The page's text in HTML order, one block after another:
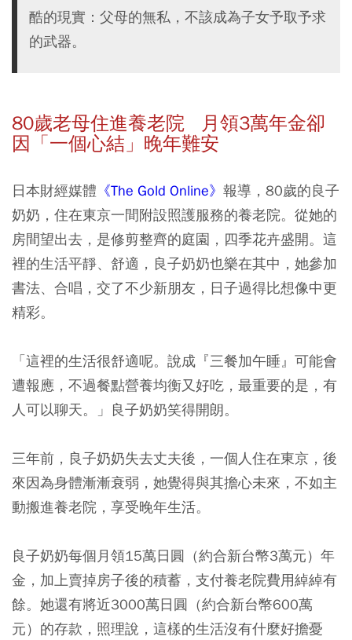
酷的現實：父母的無私，不該成為子女予取予求
的武器。
80歲老母住進養老院 月領3萬年金卻
因「一個心結」晚年難安
日本財經媒體 《The Gold Online》 報導，80歲的良子
奶奶，住在東京一間附設照護服務的養老院。從她的
房間望出去，是修剪整齊的庭園，四季花卉盛開。這
裡的生活平靜、舒適，良子奶奶也樂在其中，她參加
書法、合唱，交了不少新朋友，日子過得比想像中更
精彩。
「這裡的生活很舒適呢。說成『三餐加午睡』可能會
遭報應，不過餐點營養均衡又好吃，最重要的是，有
人可以聊天。」良子奶奶笑得開朗。
三年前，良子奶奶失去丈夫後，一個人住在東京，後
來因為身體漸漸衰弱，她覺得與其擔心未來，不如主
動搬進養老院，享受晚年生活。
良子奶奶每個月領15萬日圓（約合新台幣3萬元）年
金，加上賣掉房子後的積蓄，支付養老院費用綽綽有
餘。她還有將近3000萬日圓（約合新台幣600萬
元）的存款，照理說，這樣的生活沒有什麼好擔憂